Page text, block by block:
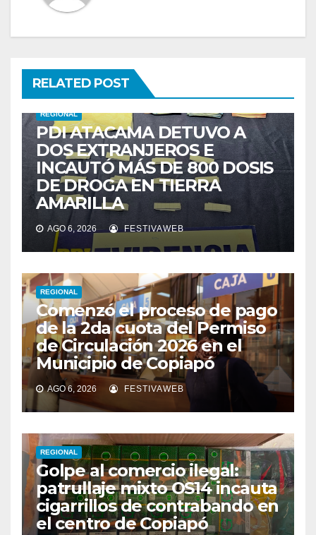
RELATED POST
REGIONAL
PDI ATACAMA DETUVO A
DOS EXTRANJEROS E
INCAUTÓ MÁS DE 800 DOSIS
DE DROGA EN TIERRA
AMARILLA
AGO 6, 2026 FESTIVAWEB
REGIONAL
Comenzó el proceso de pago
de la 2da cuota del Permiso
de Circulación 2026 en el
Municipio de Copiapó
AGO 6, 2026 FESTIVAWEB
REGIONAL
Golpe al comercio ilegal:
patrullaje mixto OS14 incauta
cigarrillos de contrabando en
el centro de Copiapó